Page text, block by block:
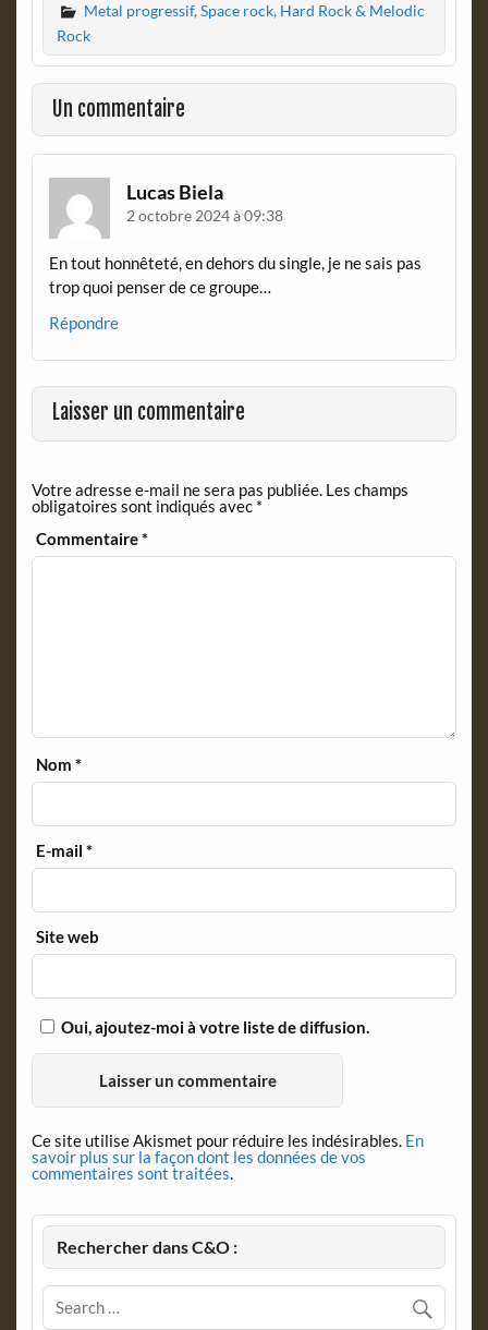
e
b
o
o
k
n
F
r
i
e
Metal progressif, Space rock, Hard Rock & Melodic
Rock
Un commentaire
Lucas Biela
2 octobre 2024 à 09:38
En tout honnêteté, en dehors du single, je ne sais pas
trop quoi penser de ce groupe…
Répondre
Laisser un commentaire
Votre adresse e-mail ne sera pas publiée. Les champs
obligatoires sont indiqués avec *
Commentaire*
Nom*
E-mail*
Site web
Oui, ajoutez-moi à votre liste de diffusion.
Ce site utilise Akismet pour réduire les indésirables. En
savoir plus sur la façon dont les données de vos
commentaires sont traitées.
Rechercher dans C&O :